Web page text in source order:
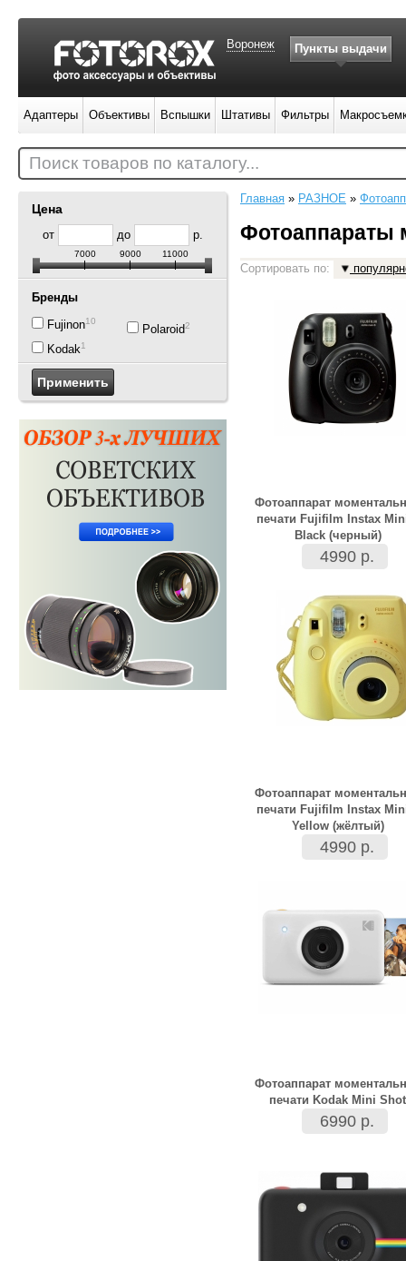
Цена
от до р.
7000 9000 11000
Бренды
Fujinon10
Kodak1
Polaroid2
Главная » РАЗНОЕ »
Фотоаппараты
Сортировать по:
Фотоаппарат
печати Fujifilm Instax
Black (черный)
4990 р.
Фотоаппарат
печати Fujifilm Instax
Yellow (жёлтый)
4990 р.
Фотоаппарат
печати Kodak Mini Shot
6990 р.
Воронеж Пункты выдачи
Адаптеры Объективы Вспышки Штативы Фильтры
Поиск товаров по каталогу...